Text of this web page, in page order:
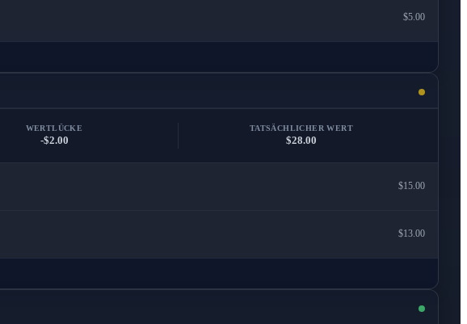
$5.00
WERTLÜCKE
-$2.00
TATSÄCHLICHER WERT
$28.00
$15.00
$13.00